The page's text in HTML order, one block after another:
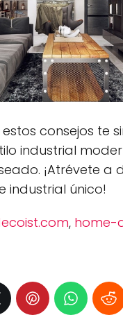
consejos te
industrial
¡Atrévete a
industrial único!
, home-